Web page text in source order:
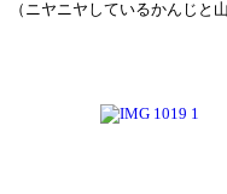
（ニヤニヤしているかんじと